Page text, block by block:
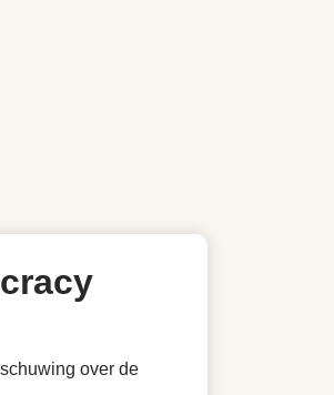
over de